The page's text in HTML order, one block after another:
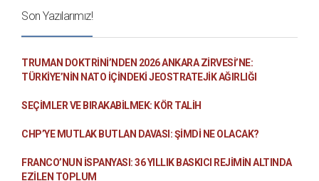
Son Yazılarımız!
TRUMAN DOKTRINI’NDEN 2026 ANKARA ZIRVESI’NE:
TÜRKIYE’NIN NATO İÇINDEKI JEOSTRATEJIK AĞIRLIĞI
SEÇIMLER VE BIRAKABILMEK: KÖR TALIH
CHP’YE MUTLAK BUTLAN DAVASI: ŞİMDİ NE OLACAK?
FRANCO’NUN İSPANYASI: 36 YILLIK BASKICI REJIMIN ALTINDA
EZILEN TOPLUM